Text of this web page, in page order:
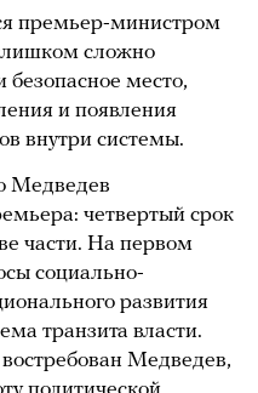
премьер-министром
сложно
безопасное место,
и появления
внутри системы.
Медведев
четвертый срок
части. На первом
социально-
развития
транзита власти.
Медведев,